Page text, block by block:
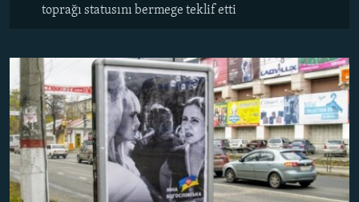
toprağı statusını bermege teklif etti